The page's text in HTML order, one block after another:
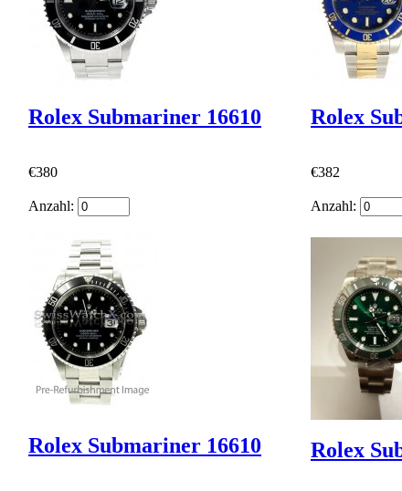
Rolex Submariner 16610
€380
Anzahl:
Rolex
€382
Anzahl:
Rolex Submariner 16610 Rolex